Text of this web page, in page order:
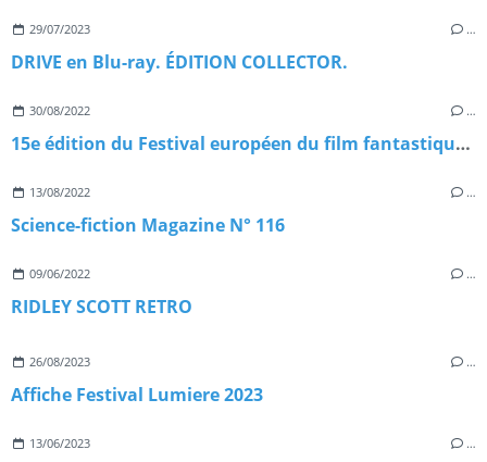
29/07/2023 …
DRIVE en Blu-ray. ÉDITION COLLECTOR.
30/08/2022 …
15e édition du Festival européen du film fantastique de Strasbourg
13/08/2022 …
Science-fiction Magazine N° 116
09/06/2022 …
RIDLEY SCOTT RETRO
26/08/2023 …
Affiche Festival Lumiere 2023
13/06/2023 …